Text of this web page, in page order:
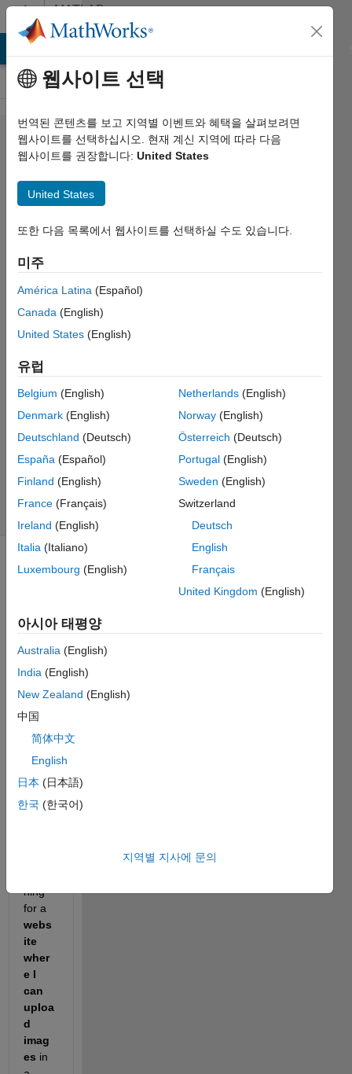
콘텐츠로 바로 가기
MATLAB
Answers
Image
repository
web for
3rd
people
image
uploads
Josep
Llobet
2023 7월
20
0 답변
시간:
2023 7월
20
정보
마감되었습니다.
편집하거나
올리려면
질문을
다시
hing
for a
webs
ite
wher
e I
can
uploa
d
imag
es in
웹사이트 선택
번역된 콘텐츠를 보고 지역별 이벤트와 혜택을 살펴보려면
웹사이트를 선택하십시오. 현재 계신 지역에 따라 다음
웹사이트를 권장합니다: United States
United States
또한 다음 목록에서 웹사이트를 선택하실 수도 있습니다.
미주
América Latina (Español)
Canada (English)
United States (English)
유럽
Belgium (English)
Denmark (English)
Deutschland (Deutsch)
España (Español)
Finland (English)
France (Français)
Ireland (English)
Italia (Italiano)
Luxembourg (English)
Netherlands(English)
Norway(English)
Österreich (Deutsch)
Portugal(English)
Sweden (English)
Switzerland
Deutsch
English
Français
United Kingdom (English)
아시아 태평양
Australia (English)
India (English)
New Zealand (English)
中国
简体中文
English
日本 (日本語)
한국 (한국어)
지역별 지사에 문의